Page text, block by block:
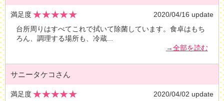
満足度
2020/04/16 update
台所周りはすべてこれで拭いて除菌しています。食卓はもち
ろん、調理する場所も、冷蔵...
→全部を読む
サニータケコさん
満足度
2020/04/02 update